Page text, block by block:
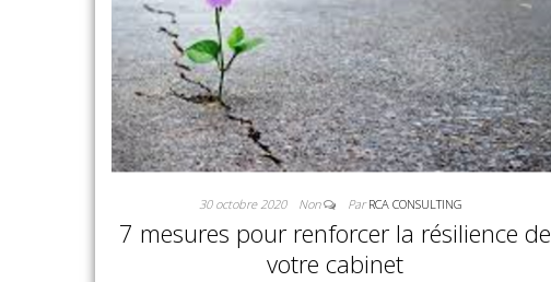
30 octobre 2020 Non ParRCA CONSULTING
7 mesures pour renforcer la résilience de
votre cabinet